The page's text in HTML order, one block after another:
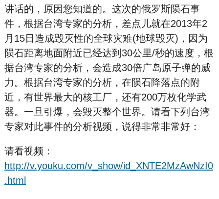
讲话的，原因您知道的。这次的俄罗斯陨石事
件，根据台湾专家的分析，差点儿就在2013年2
月15日造成毁灭性的全球灾难(地球毁灭)，因为
陨石距离地面附近已经达到30公里/秒的速度，根
据台湾专家的分析，会造成30倍广岛原子弹的威
力。根据台湾专家的分析，在陨石降落点的附
近，有世界最大的核工厂，还有200万枚化学武
器。一旦引爆，会毁灭整个世界。请看下列台湾
专家对此事件的分析视频，说得非常非常好：
请看视频：
http://v.youku.com/v_show/id_XNTE2MzAwNzI0
.html